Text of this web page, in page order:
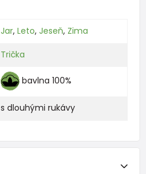
Jar, Leto, Jeseň, Zima
Trička
bavlna 100%
s dlouhými rukávy